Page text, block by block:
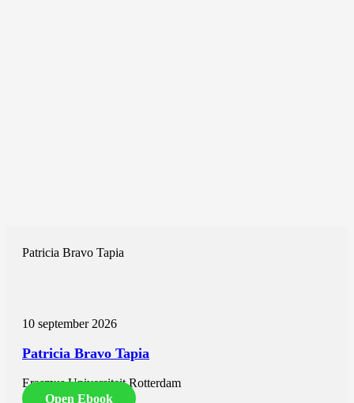
Patricia Bravo Tapia
10 september 2026
Patricia Bravo Tapia
Erasmus Universiteit Rotterdam
Open Ebook